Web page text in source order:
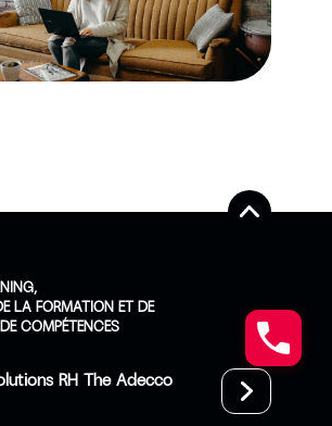
LA FORMATION ET DE
COMPÉTENCES
RH The Adecco